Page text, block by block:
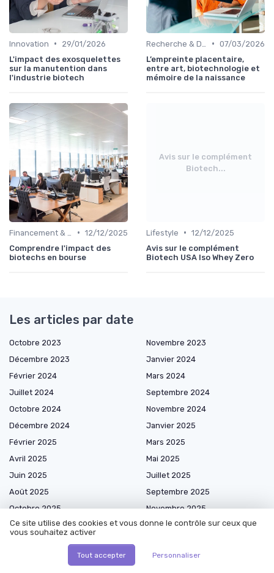
Innovation •
29/01/2026
L'impact des exosquelettes
sur la manutention dans
l'industrie biotech
• 07/03/2026
L’empreinte placentaire,
entre art, biotechnologie et
mémoire de la naissance
• 12/12/2025
Comprendre l'impact des
biotechs en bourse
Avis sur le complément
Biotech...
Lifestyle • 12/12/2025
Avis sur le complément
Biotech USA Iso Whey Zero
Les articles par date
Octobre 2023
Novembre 2023
Décembre 2023
Janvier 2024
Février 2024
Mars 2024
Juillet 2024
Septembre 2024
Octobre 2024
Novembre 2024
Décembre 2024
Janvier 2025
Février 2025
Mars 2025
Avril 2025
Mai 2025
Juin 2025
Juillet 2025
Août 2025
Septembre 2025
Octobre 2025
Novembre 2025
Décembre 2025
Janvier 2026
Mai 2026
Ce site utilise des cookies et vous donne le contrôle sur ceux que
vous souhaitez activer
Tout accepter Personnaliser